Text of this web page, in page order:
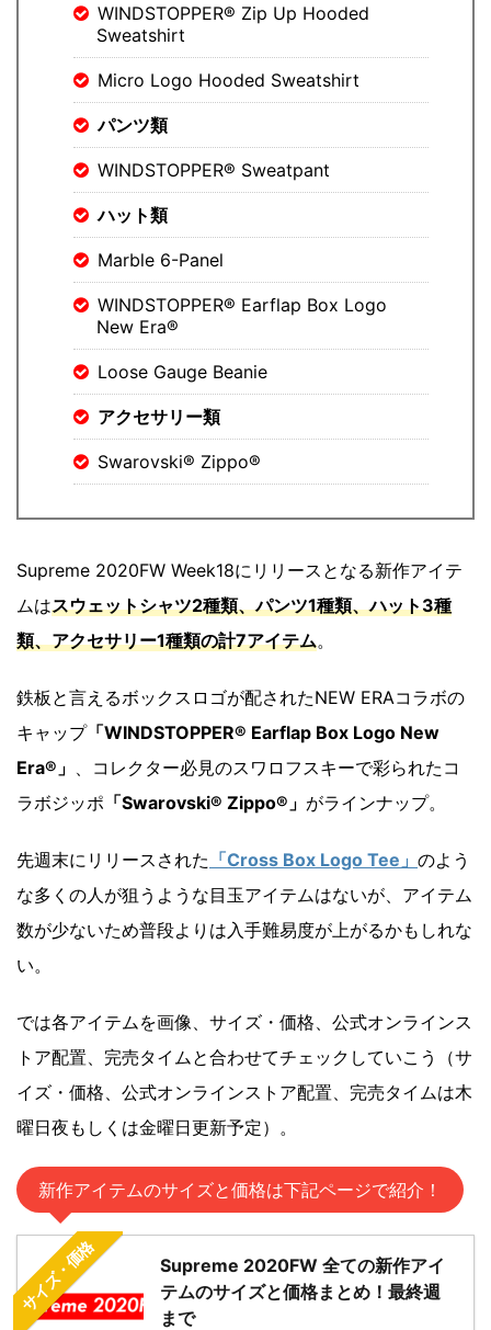
WINDSTOPPER® Zip Up Hooded
Sweatshirt
Micro Logo Hooded Sweatshirt
パンツ類
WINDSTOPPER® Sweatpant
ハット類
Marble 6-Panel
WINDSTOPPER® Earflap Box Logo
New Era®
Loose Gauge Beanie
アクセサリー類
Swarovski® Zippo®
Supreme 2020FW Week18にリリースとなる新作アイテ
ムはスウェットシャツ2種類、パンツ1種類、ハット3種
類、アクセサリー1種類の計7アイテム。
鉄板と言えるボックスロゴが配されたNEW ERAコラボの
キャップ「WINDSTOPPER® Earflap Box Logo New
Era®」
、コレクター必見のスワロフスキーで彩られたコ
ラボジッポ 「Swarovski® Zippo®」 がラインナップ。
先週末にリリースされた 「Cross Box Logo Tee」 のよう
な多くの人が狙うような目玉アイテムはないが、アイテム
数が少ないため普段よりは入手難易度が上がるかもしれな
い。
では各アイテムを画像、サイズ・価格、公式オンラインス
トア配置、完売タイムと合わせてチェックしていこう（サ
イズ・価格、公式オンラインストア配置、完売タイムは木
曜日夜もしくは金曜日更新予定）。
新作アイテムのサイズと価格は下記ページで紹介！
サイズ・価格
Supreme 2020FW 全ての新作アイ
テムのサイズと価格まとめ！最終週
まで